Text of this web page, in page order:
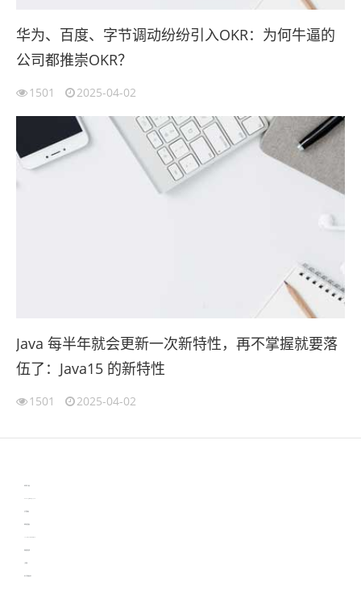
华为、百度、字节调动纷纷引入OKR：为何牛逼的
公司都推崇OKR？
1501 2025-04-02
Java 每半年就会更新一次新特性，再不掌握就要落
伍了：Java15 的新特性
1501 2025-04-02